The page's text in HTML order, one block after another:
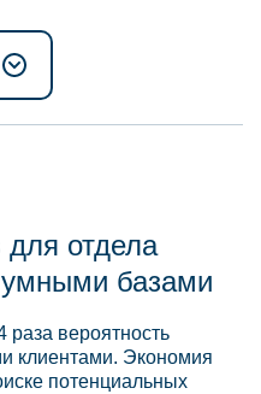
для отдела
базами
раза вероятность
клиентами. Экономия
потенциальных